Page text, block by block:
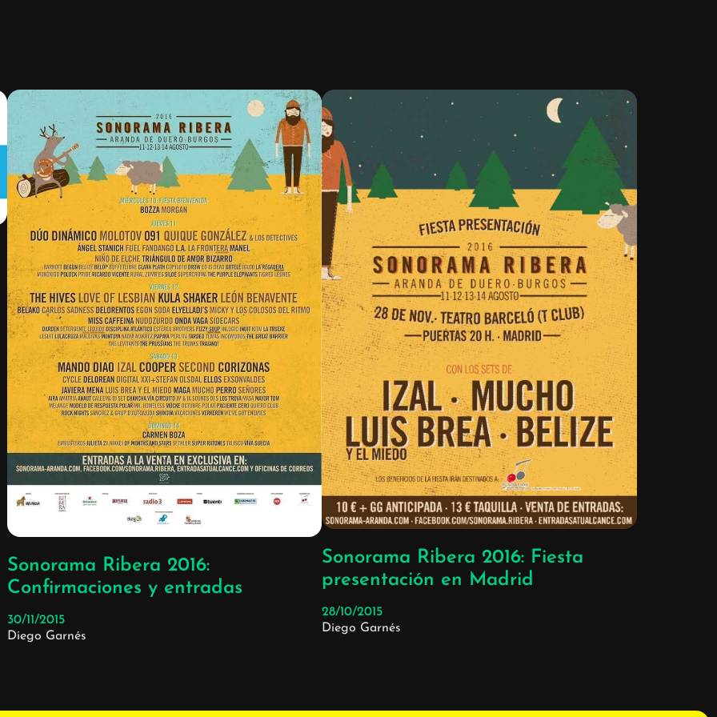
Sonorama Ribera 2016:
Confirmaciones y entradas
30/11/2015
Diego Garnés
Sonorama Ribera 2016: Fiesta
presentación en Madrid
28/10/2015
Diego Garnés